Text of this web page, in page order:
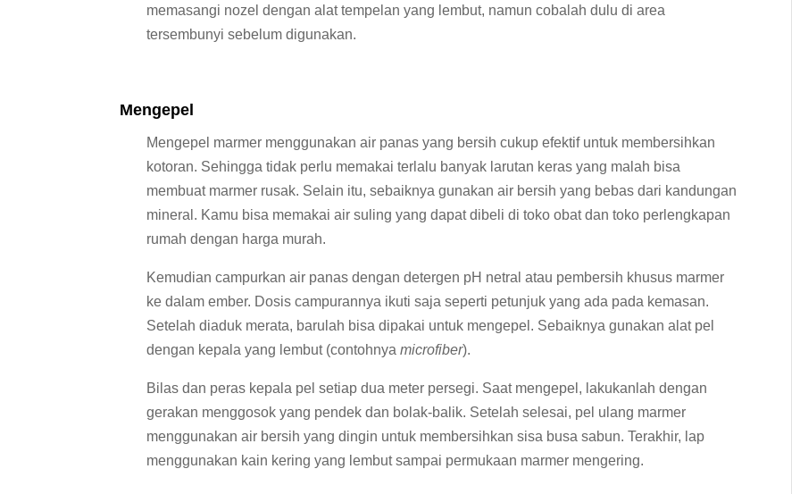
memasangi nozel dengan alat tempelan yang lembut, namun cobalah dulu di area
tersembunyi sebelum digunakan.
Mengepel
Mengepel marmer menggunakan air panas yang bersih cukup efektif untuk membersihkan
kotoran. Sehingga tidak perlu memakai terlalu banyak larutan keras yang malah bisa
membuat marmer rusak. Selain itu, sebaiknya gunakan air bersih yang bebas dari kandungan
mineral. Kamu bisa memakai air suling yang dapat dibeli di toko obat dan toko perlengkapan
rumah dengan harga murah.
Kemudian campurkan air panas dengan detergen pH netral atau pembersih khusus marmer
ke dalam ember. Dosis campurannya ikuti saja seperti petunjuk yang ada pada kemasan.
Setelah diaduk merata, barulah bisa dipakai untuk mengepel. Sebaiknya gunakan alat pel
dengan kepala yang lembut (contohnyamicrofiber).
Bilas dan peras kepala pel setiap dua meter persegi. Saat mengepel, lakukanlah dengan
gerakan menggosok yang pendek dan bolak-balik. Setelah selesai, pel ulang marmer
menggunakan air bersih yang dingin untuk membersihkan sisa busa sabun. Terakhir, lap
menggunakan kain kering yang lembut sampai permukaan marmer mengering.